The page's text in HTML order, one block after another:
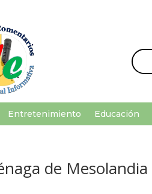
Entretenimiento Educación
de Mesolandia